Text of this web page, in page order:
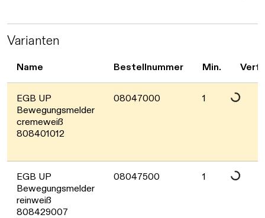
Varianten
Name Bestellnummer Min.
EGB UP
Bewegungsmelder
cremeweiß
808401012
08047000 1 Daten
EGB UP
Bewegungsmelder
reinweiß
808429007
08047500 1 Daten